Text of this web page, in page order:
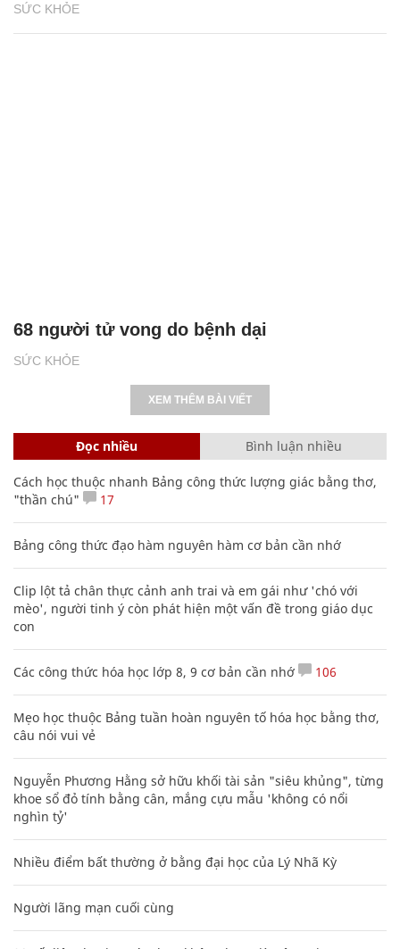
SỨC KHỎE
SỨC KHỎE
68 người tử vong do bệnh dại
XEM THÊM BÀI VIẾT
Đọc nhiều Bình luận nhiều
Cách học thuộc nhanh Bảng công thức lượng giác bằng thơ,
"thần chú"
17
Bảng công thức đạo hàm nguyên hàm cơ bản cần nhớ
Clip lột tả chân thực cảnh anh trai và em gái như 'chó với
mèo', người tinh ý còn phát hiện một vấn đề trong giáo dục
con
Các công thức hóa học lớp 8, 9 cơ bản cần nhớ 106
Mẹo học thuộc Bảng tuần hoàn nguyên tố hóa học bằng thơ,
câu nói vui vẻ
Nguyễn Phương Hằng sở hữu khối tài sản "siêu khủng", từng
khoe sổ đỏ tính bằng cân, mắng cựu mẫu 'không có nổi
nghìn tỷ'
Nhiều điểm bất thường ở bằng đại học của Lý Nhã Kỳ
Người lãng mạn cuối cùng